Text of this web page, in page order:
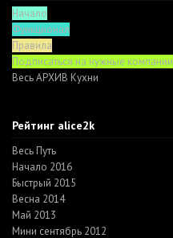
Начало
Функционал
Правила
Подписаться на нужные компании
Весь АРХИВ Кухни
Рейтинг alice2k
Весь Путь
Начало 2016
Быстрый 2015
Весна 2014
Май 2013
Мини сентябрь 2012